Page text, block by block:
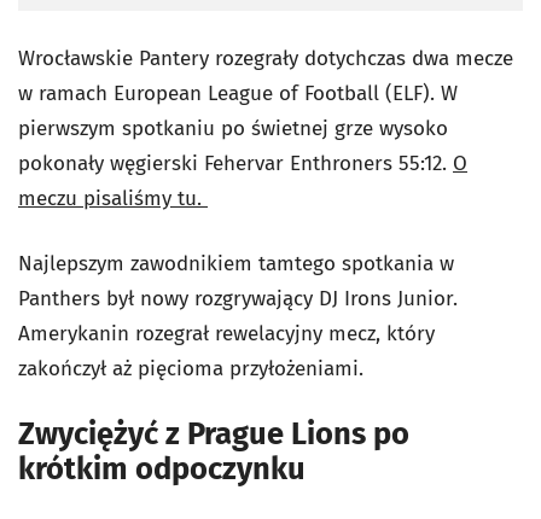
Wrocławskie Pantery rozegrały dotychczas dwa mecze
w ramach European League of Football (ELF). W
pierwszym spotkaniu po świetnej grze wysoko
pokonały węgierski Fehervar Enthroners 55:12. O
meczu pisaliśmy tu.
Najlepszym zawodnikiem tamtego spotkania w
Panthers był nowy rozgrywający DJ Irons Junior.
Amerykanin rozegrał rewelacyjny mecz, który
zakończył aż pięcioma przyłożeniami.
Zwyciężyć z Prague Lions po
krótkim odpoczynku